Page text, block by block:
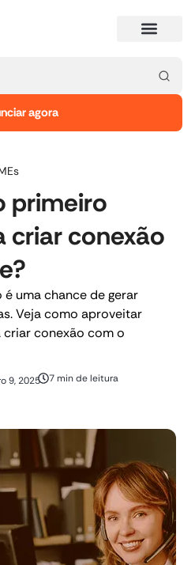
agora
primeiro
criar conexão
uma chance de gerar
Veja como aproveitar
conexão com o
9, 2025 7 min de leitura